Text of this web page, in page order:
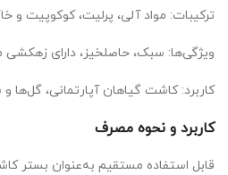
ترکیبات: مواد آلی، پرلیت، کوکوپیت
ویژگی‌ها: سبک، حاصلخیز، دارای
کاربرد: کاشت گیاهان آپارتمانی، گل‌ها
کاربرد و نحوه مصرف
قابل استفاده مستقیم به‌عنوان بستر